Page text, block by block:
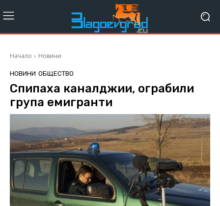
Начало Новини
НОВИНИ ОБЩЕСТВО
Спипаха каналджии, ограбили
група емигранти